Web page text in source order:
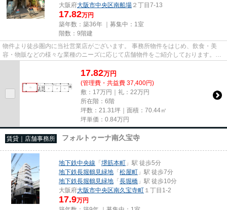
大阪府大阪市中央区南船場 ２丁目7-13
17.82万円
築年数：築36年 ｜募集中： 1室
階数：9階建
物件より徒歩圏内に当社営業店がございます。 事務所物件をはじめ、飲食・美
容・物販などの様々な業種のニーズに応じて店舗物件をご紹介しております。
尚、弊社ではおとり広告は一切...
17.82万円
(管理費・共益費 37,400円)
敷：17万円｜礼：22万円
所在階：6階
坪数：21.31坪｜面積：70.44㎡
坪単価： 0.84万円
賃貸｜店舗事務所 フォルトゥーナ南久宝寺
地下鉄中央線 「堺筋本町 」駅 徒歩5分
地下鉄長堀鶴見緑地 「松屋町 」駅 徒歩7分
地下鉄長堀鶴見緑地 「長堀橋 」駅 徒歩10分
大阪府大阪市中央区南久宝寺町 １丁目1-2
17.9万円